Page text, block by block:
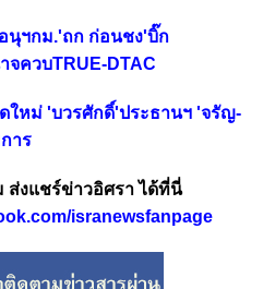
นุฯกม.'ถก ก่อนชง'บิ๊ก
จควบTRUE-DTAC
หม่ 'บวรศักดิ์'ประธานฯ 'จรัญ-
าร
ส่งแชร์ข่าวอิศรา ได้ที่นี่
isranewsfanpage